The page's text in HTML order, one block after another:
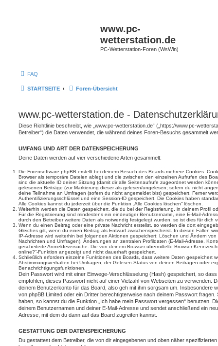
www.pc-
wetterstation.de
PC-Wetterstation-Foren (WsWin)
FAQ
STARTSEITE Foren-Übersicht
www.pc-wetterstation.de -
Diese Richtlinie beschreibt, wie „www.pc-wetterstation.de“ („https://www.pc-
Betreiber“) die Daten verwendet, die während deines Foren-Besuchs gesammelt
UMFANG UND ART DER DATENSPEICHERUNG
Deine Daten werden auf vier verschiedene Arten gesammelt:
Die Forensoftware phpBB erstellt bei deinem Besuch des Boards mehrere Cookies.
Browser als temporäre Dateien ablegt und die zwischen den einzelnen Aufrufen des
sind die aktuelle ID deiner Sitzung (damit dir alle Seitenaufrufe zugeordnet werden
gelesenen Beiträge (zur Markierung dieser als gelesen/ungelesen; sofern du nicht
deine Teilnahme an Umfragen (sofern du nicht angemeldet bist) gespeichert. Ferner
Authentifizierungsschlüssel und eine Session-ID gespeichert. Die Cookies haben
Alle Cookies kannst du jederzeit über die Funktion „Alle Cookies löschen“ löschen.
Weiterhin werden die Daten gespeichert, die du bei der Registrierung, in deinem Profil
Für die Registrierung sind mindestens ein eindeutiger Benutzername, eine E-Mail-
durch den Betreiber weitere Daten als notwendig festgelegt wurden, so ist dies für dich
Wenn du einen Beitrag oder eine private Nachricht erstellst, so werden die dort
Gleiches gilt, wenn du einen Beitrag als Entwurf zwischenspeicherst. In diesen Fällen
IP-Adresse wird weiterhin bei folgenden Aktionen gespeichert: Löschen und Ändern
Nachrichten und Umfragen), Änderungen an zentralen Profildaten (E-Mail-Adresse,
gescheiterte Anmeldeversuche. Die von deinem Browser übermittelte Browser-
online?“-Funktion angezeigt und nicht dauerhaft gespeichert.
Schließlich erfordern einzelne Funktionen des Boards, dass weitere Daten gespeichert
Abstimmungsverhalten bei Umfragen, der Gelesen-Status von deinen Beiträgen oder
Benachrichtigungsfunktionen.
Dein Passwort wird mit einer Einwege-Verschlüsselung (Hash) gespeichert, so
empfohlen, dieses Passwort nicht auf einer Vielzahl von Webseiten zu verwenden.
deinem Benutzerkonto für das Board, also geh mit ihm sorgsam um. Insbesondere
von phpBB Limited oder ein Dritter berechtigterweise nach deinem Passwort
haben, so kannst du die Funktion „Ich habe mein Passwort vergessen“ benutzen.
deinem Benutzernamen und deiner E-Mail-Adresse und sendet anschließend ein
Adresse, mit dem du dann auf das Board zugreifen kannst.
GESTATTUNG DER DATENSPEICHERUNG
Du gestattest dem Betreiber, die von dir eingegebenen und oben näher